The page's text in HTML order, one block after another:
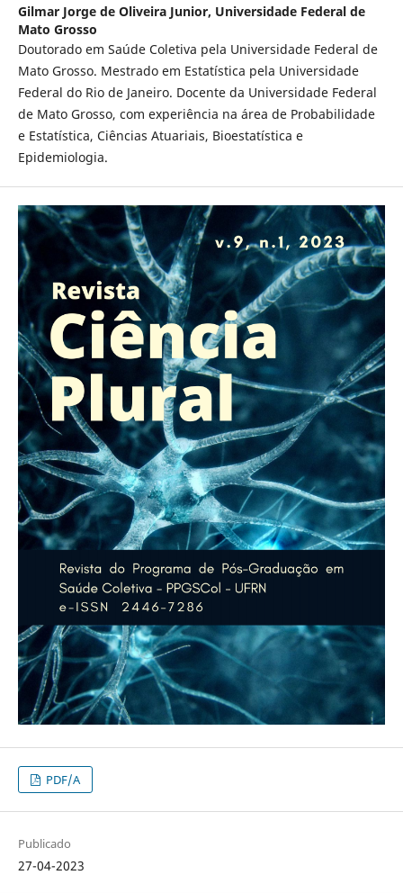
Gilmar Jorge de Oliveira Junior, Universidade Federal de
Mato Grosso
Doutorado em Saúde Coletiva pela Universidade Federal de
Mato Grosso. Mestrado em Estatística pela Universidade
Federal do Rio de Janeiro. Docente da Universidade Federal
de Mato Grosso, com experiência na área de Probabilidade
e Estatística, Ciências Atuariais, Bioestatística e
Epidemiologia.
PDF/A
Publicado
27-04-2023